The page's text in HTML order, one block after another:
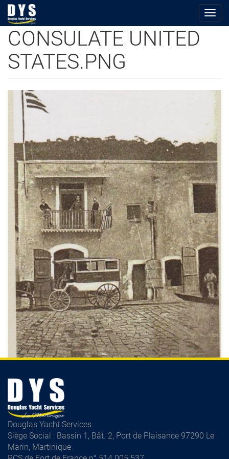
Aller
au
contenu
principal
CONSULATE UNITED
STATES.PNG
Douglas Yacht Services
Siège Social : Bassin 1, Bât. 2, Port de Plaisance 97290 Le
Marin, Martinique